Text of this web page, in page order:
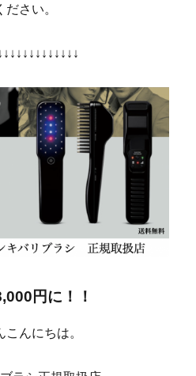
ださい。
円に！！
こんにちは。